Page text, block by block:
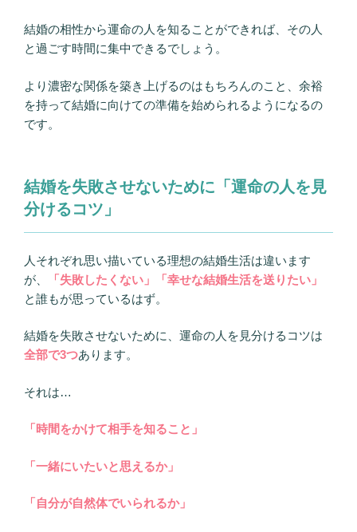
結婚の相性から運命の人を知ることができれば、その人
と過ごす時間に集中できるでしょう。
より濃密な関係を築き上げるのはもちろんのこと、余裕
を持って結婚に向けての準備を始められるようになるの
です。
結婚を失敗させないために「運命の人を見
分けるコツ」
人それぞれ思い描いている理想の結婚生活は違います
が、
「失敗したくない」「幸せな結婚生活を送りたい」
と誰もが思っているはず。
結婚を失敗させないために、運命の人を見分けるコツは
全部で3つあります。
それは…
「時間をかけて相手を知ること」
「一緒にいたいと思えるか」
「自分が自然体でいられるか」